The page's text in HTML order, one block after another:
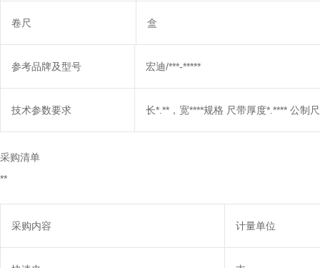
卷尺 盒
参考品牌及型号 宏迪/***-*****
技术参数要求 长*.**，宽****规格 尺带厚度*.**** 公制
采购清单
**
采购内容 计量单位